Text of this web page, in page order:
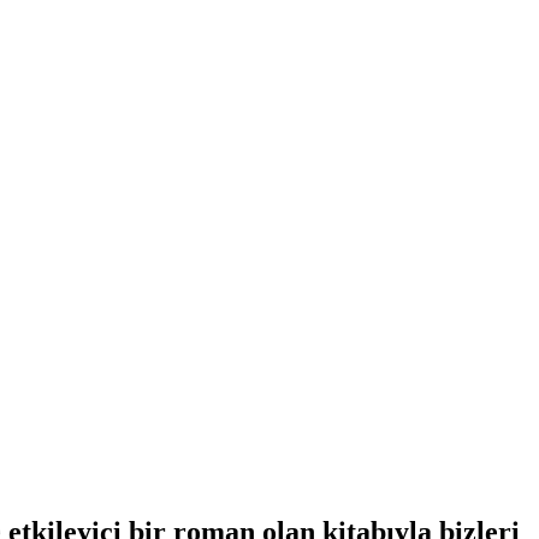
etkileyici bir roman olan kitabıyla bizleri